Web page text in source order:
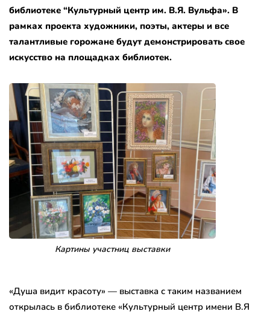
библиотеке “Культурный центр им. В.Я. Вульфа». В
рамках проекта художники, поэты, актеры и все
талантливые горожане будут демонстрировать свое
искусство на площадках библиотек.
Картины участниц выставки
«Душа видит красоту» — выставка с таким названием
открылась в библиотеке «Культурный центр имени В.Я